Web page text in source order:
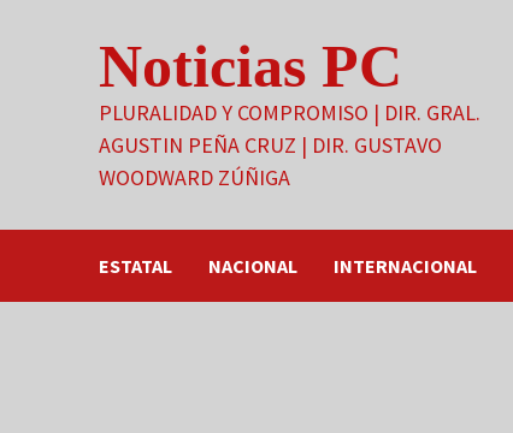
Noticias PC
PLURALIDAD Y COMPROMISO | DIR. GRAL.
AGUSTIN PEÑA CRUZ | DIR. GUSTAVO
WOODWARD ZÚÑIGA
ESTATAL NACIONAL INTERNACIONAL